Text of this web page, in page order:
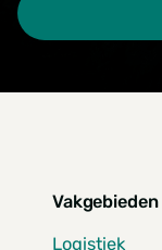
Vakgebieden
Logistiek